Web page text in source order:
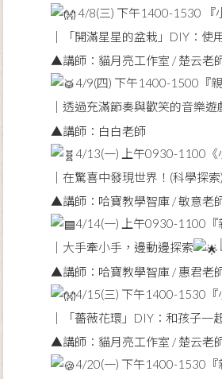
4/8(三) 下午1400-1530 『
｜「開滿星星的盆栽」DIY：
▲講師：貓月亮工作室 / 楚云老
4/9(四) 下午1400-1500『親
｜透過充滿節奏與歡笑的音樂
▲講師：白白老師
4/13(一) 上午0930-1100《
｜在驚喜中發現世界！(科學探索)
▲講師：哈寶教學智庫 / 敏意老
4/14(一) 上午0930-1100『
｜大手牽小手，邊動邊探索
▲講師：哈寶教學智庫 / 惠君老
4/15(三) 下午1400-1530『
｜「薔薇花環」DIY：和孩子
▲講師：貓月亮工作室 / 楚云老
4/20(一) 下午1400-1530『